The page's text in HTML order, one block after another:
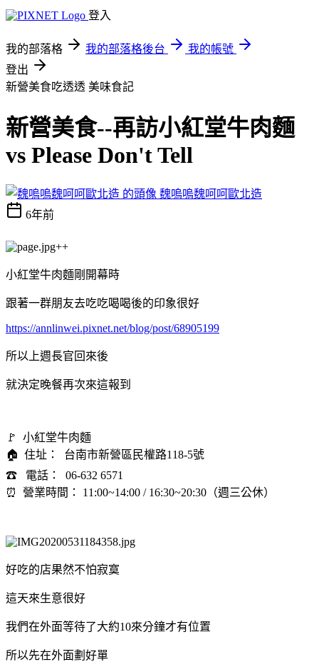
登入
我的部落格 我的部落格後台
我的帳號
登出
新營美食吃透透 美味食記
新營美食--再訪小紅堂牛肉麵
vs Please Don't Tell
魏嗚嗚魏呵呵歐北造
6年前
++
小紅堂牛肉麵剛開幕時
跟著一群朋友去吃吃喝喝後的印象很好
https://annlinwei.pixnet.net/blog/post/68905199
所以上週長官回來後
就決定晚餐再次來這報到
🚩 小紅堂牛肉麵
🏠 住址： 台南市新營區民權路118-5號
☎ 電話： 06-632 6571
⏰ 營業時間： 11:00~14:00 / 16:30~20:30（週三公休）
好吃的店果然不怕寂寞
這天來生意很好
我們在外面等待了大約10來分鐘才有位置
所以先在外面劃好單